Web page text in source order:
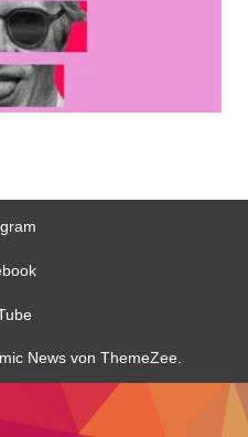
News von ThemeZee.